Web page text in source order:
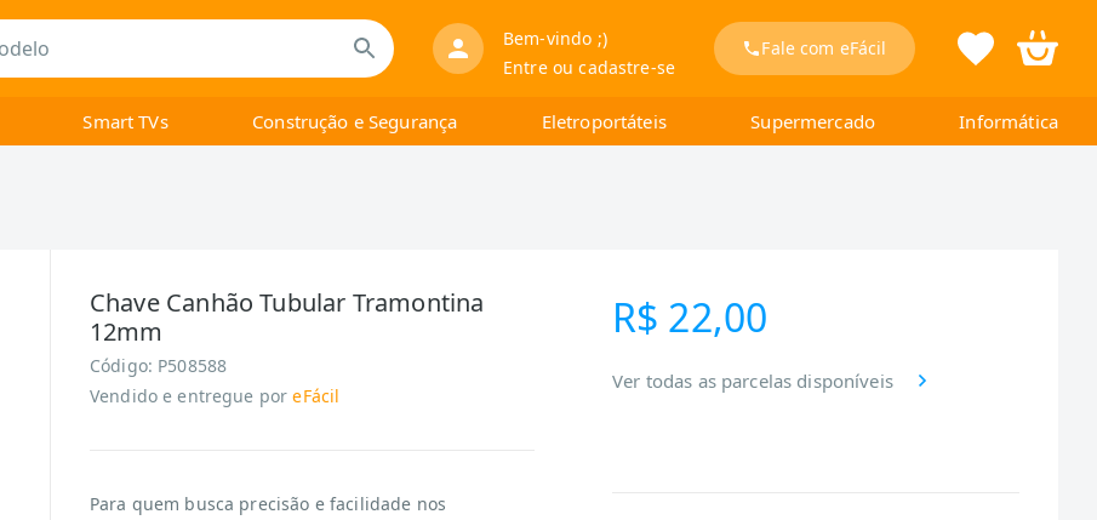
Bem-vindo ;)
Entre ou cadastre-se
Fale com eFácil
Smart TVs Construção e Segurança Eletroportáteis Supermercado Informática
Chave Canhão Tubular Tramontina
12mm
Código: P508588
Vendido e entregue por eFácil
Para quem busca precisão e facilidade nos
R$ 22,00
Ver todas as parcelas disponíveis